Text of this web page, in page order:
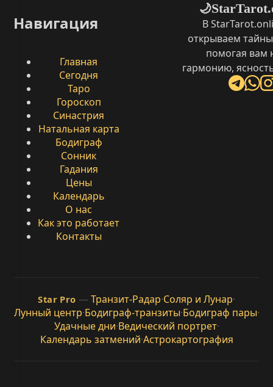
Навигация
Главная
Сегодня
Таро
Гороскоп
Синастрия
Натальная карта
Бодиграф
Сонник
Гадания
Цены
Календарь
О нас
Как это работает
Контакты
🌙
В
открываем
помогая вам
гармонию,
Star Pro — Транзит-Радар·Соляр и Лунар·
Лунный центр·Бодиграф-транзиты·Бодиграф пары·
Удачные дни·Ведический портрет·
Календарь затмений·Астрокартография